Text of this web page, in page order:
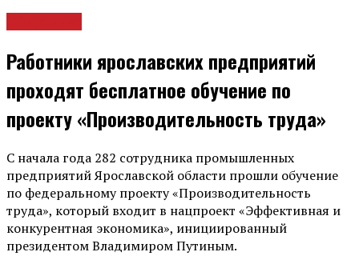
Работники ярославских предприятий
проходят бесплатное обучение по
проекту «Производительность труда»
С начала года 282 сотрудника промышленных
предприятий Ярославской области прошли обучение
по федеральному проекту «Производительность
труда», который входит в нацпроект «Эффективная и
конкурентная экономика», инициированный
президентом Владимиром Путиным.